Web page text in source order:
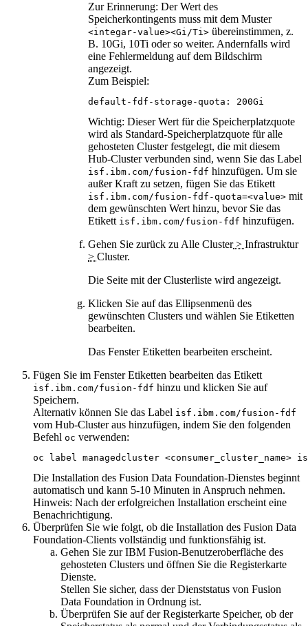
Zur Erinnerung: Der Wert des
Speicherkontingents muss mit dem Muster
<integar-value><Gi/Ti> übereinstimmen, z.
B. 10Gi, 10Ti oder so weiter. Andernfalls wird
eine Fehlermeldung auf dem Bildschirm
angezeigt.
Zum Beispiel:
default-fdf-storage-quota: 200Gi
Wichtig: Dieser Wert für die Speicherplatzquote
wird als Standard-Speicherplatzquote für alle
gehosteten Cluster festgelegt, die mit diesem
Hub-Cluster verbunden sind, wenn Sie das Label
isf.ibm.com/fusion-fdf hinzufügen. Um sie
außer Kraft zu setzen, fügen Sie das Etikett
isf.ibm.com/fusion-fdf-quota=<value> mit
dem gewünschten Wert hinzu, bevor Sie das
Etikett isf.ibm.com/fusion-fdf hinzufügen.
Gehen Sie zurück zu Alle Cluster> Infrastruktur
> Cluster.
Die Seite mit der Clusterliste wird angezeigt.
Klicken Sie auf das Ellipsenmenü des
gewünschten Clusters und wählen Sie Etiketten
bearbeiten.
Das FensterEtiketten bearbeiten erscheint.
Fügen Sie im FensterEtiketten bearbeiten das Etikett
isf.ibm.com/fusion-fdf hinzu und klicken Sie auf
Speichern.
Alternativ können Sie das Label isf.ibm.com/fusion-fdf
vom Hub-Cluster aus hinzufügen, indem Sie den folgenden
Befehl oc verwenden:
oc label managedcluster
Die Installation des Fusion Data Foundation-Dienstes beginnt
automatisch und kann 5-10 Minuten in Anspruch nehmen.
Hinweis: Nach der erfolgreichen Installation erscheint eine
Benachrichtigung.
Überprüfen Sie wie folgt, ob die Installation des Fusion Data
Foundation-Clients vollständig und funktionsfähig ist.
Gehen Sie zurIBM Fusion-Benutzeroberfläche des
gehosteten Clusters und öffnen Sie die Registerkarte
Dienste.
Stellen Sie sicher, dass der Dienststatus von Fusion
Data Foundation in Ordnung ist.
Überprüfen Sie auf der Registerkarte Speicher, ob der